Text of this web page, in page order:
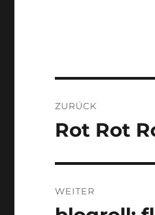
ZURÜCK
Vorheriger
Rot Rot
WEITER
Nächster